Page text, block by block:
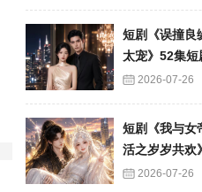
短剧《误撞良
太宠》52集短
费畅享观看
2026-07-26
短剧《我与女
活之岁岁共欢
剧全集在线畅
2026-07-26